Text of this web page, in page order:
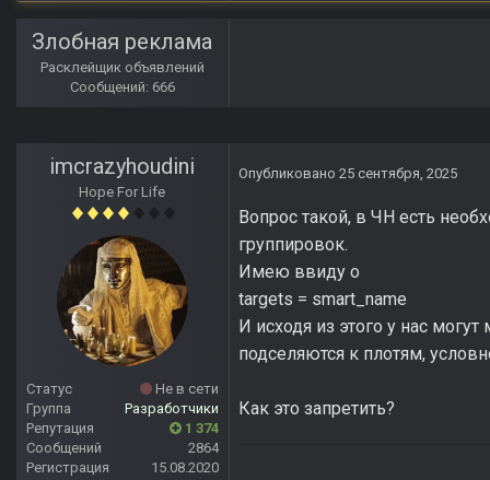
Злобная реклама
Расклейщик объявлений
Сообщений: 666
imcrazyhoudini
Hope For Life
Статус
Не в сети
Группа
Разработчики
Репутация
1 374
Сообщений
2864
Регистрация
15.08.2020
Опубликовано 25 сентября, 2025
Вопрос такой, в ЧН есть
группировок.
Имею ввиду о
targets = smart_name
И исходя из этого у нас
подселяются к плотям,
Как это запретить?